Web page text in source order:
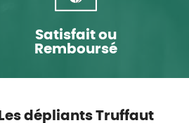
Satisfait ou
Remboursé
Les dépliants Truffaut